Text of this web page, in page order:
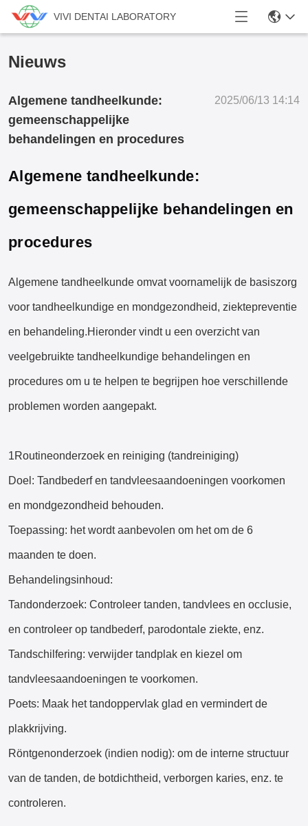
VIVI DENTAI LABORATORY
Nieuws
Algemene tandheelkunde:
gemeenschappelijke
behandelingen en procedures
2025/06/13 14:14
Algemene tandheelkunde:
gemeenschappelijke behandelingen en
procedures
Algemene tandheelkunde omvat voornamelijk de basiszorg
voor tandheelkundige en mondgezondheid, ziektepreventie
en behandeling.Hieronder vindt u een overzicht van
veelgebruikte tandheelkundige behandelingen en
procedures om u te helpen te begrijpen hoe verschillende
problemen worden aangepakt.
1Routineonderzoek en reiniging (tandreiniging)
Doel: Tandbederf en tandvleesaandoeningen voorkomen
en mondgezondheid behouden.
Toepassing: het wordt aanbevolen om het om de 6
maanden te doen.
Behandelingsinhoud:
Tandonderzoek: Controleer tanden, tandvlees en occlusie,
en controleer op tandbederf, parodontale ziekte, enz.
Tandschilfering: verwijder tandplak en kiezel om
tandvleesaandoeningen te voorkomen.
Poets: Maak het tandoppervlak glad en vermindert de
plakkrijving.
Röntgenonderzoek (indien nodig): om de interne structuur
van de tanden, de botdichtheid, verborgen karies, enz. te
controleren.